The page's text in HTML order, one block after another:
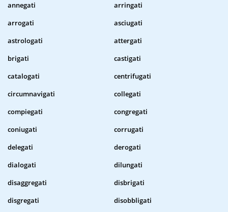
annegati
arringati
arrogati
asciugati
astrologati
attergati
brigati
castigati
catalogati
centrifugati
circumnavigati
collegati
compiegati
congregati
coniugati
corrugati
delegati
derogati
dialogati
dilungati
disaggregati
disbrigati
disgregati
disobbligati